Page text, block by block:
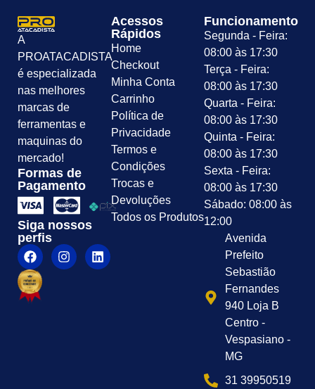
A
PROATACADISTA
é especializada
nas melhores
marcas de
ferramentas e
maquinas do
mercado!
Formas de
Pagamento
Siga nossos
perfis
Acessos
Rápidos
Home
Checkout
Minha Conta
Carrinho
Política de
Privacidade
Termos e
Condições
Trocas e
Devoluções
Todos os Produtos
Funcionamento
Segunda - Feira:
08:00 às 17:30
Terça - Feira:
08:00 às 17:30
Quarta - Feira:
08:00 às 17:30
Quinta - Feira:
08:00 às 17:30
Sexta - Feira:
08:00 às 17:30
Sábado: 08:00 às
12:00
Avenida
Prefeito
Sebastião
Fernandes
940 Loja B
Centro -
Vespasiano -
MG
31 39950519